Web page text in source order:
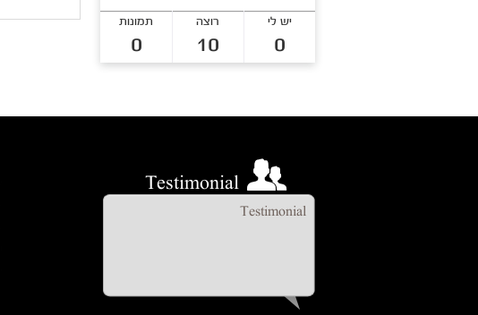
יש לי
0
רוצה
10
תמונות
0
Testimonial
Testimonial